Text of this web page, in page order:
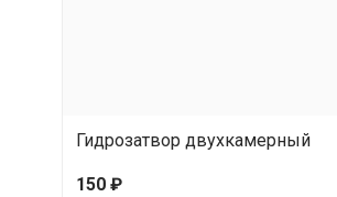
Гидрозатвор двухкамерный
150 ₽